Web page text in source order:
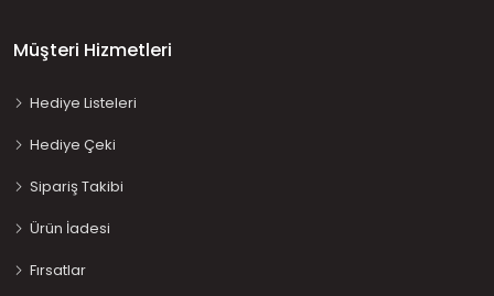
Müşteri Hizmetleri
Hediye Listeleri
Hediye Çeki
Sipariş Takibi
Ürün İadesi
Fırsatlar